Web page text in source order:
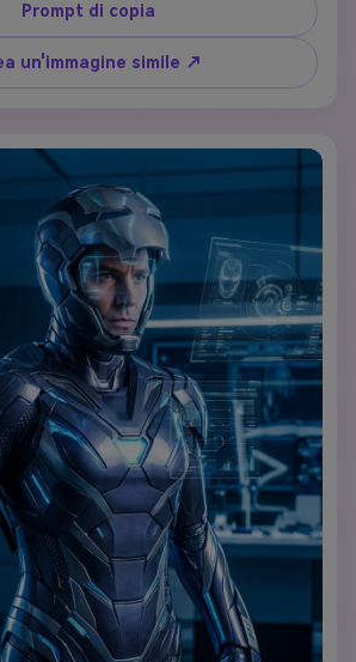
bianco e blu e una classica posa
trame di fumetti vintage, motivi a punti
di carta invecchiata, preservando
le espressioni facciali distintive della
Prompt di copia
un'immagine simile ↗